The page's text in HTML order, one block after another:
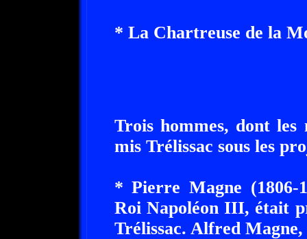
* La Chartreuse de la
Trois hommes, dont les
mis Trélissac sous les
* Pierre Magne (1806-
Roi Napoléon III, était
Trélissac. Alfred